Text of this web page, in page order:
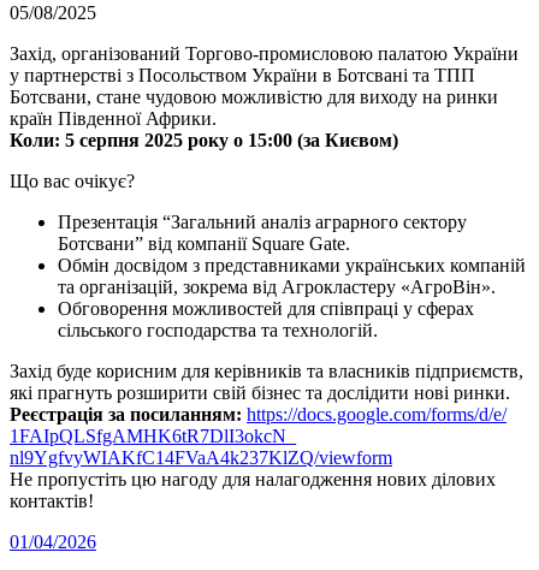
05/08/2025
Захід, організований Торгово-промисловою палатою України
у партнерстві з Посольством України в Ботсвані та ТПП
Ботсвани, стане чудовою можливістю для виходу на ринки
країн Південної Африки.
Коли: 5 серпня 2025 року о 15:00 (за Києвом)
Що вас очікує?
Презентація “Загальний аналіз аграрного сектору
Ботсвани” від компанії Square Gate.
Обмін досвідом з представниками українських компаній
та організацій, зокрема від Агрокластеру «АгроВін».
Обговорення можливостей для співпраці у сферах
сільського господарства та технологій.
Захід буде корисним для керівників та власників підприємств,
які прагнуть розширити свій бізнес та дослідити нові ринки.
Реєстрація за посиланням: https://docs.google.com/forms/d/e/
1FAIpQLSfgAMHK6tR7DlI3okcN_
nl9YgfvyWIAKfC14FVaA4k237KlZQ/viewform
Не пропустіть цю нагоду для налагодження нових ділових
контактів!
01/04/2026